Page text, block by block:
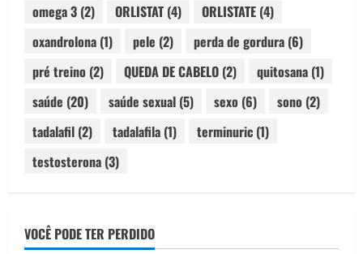
omega 3 (2) ORLISTAT (4) ORLISTATE (4)
oxandrolona (1) pele (2) perda de gordura (6)
pré treino (2) QUEDA DE CABELO (2) quitosana (1)
saúde (20) saúde sexual (5) sexo (6) sono (2)
tadalafil (2) tadalafila (1) terminuric (1)
testosterona (3)
VOCÊ PODE TER PERDIDO